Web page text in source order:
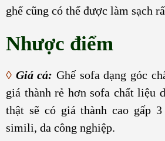
ghế cũng có thể được làm sạch
Nhược điểm
◊ Giá cả: Ghế sofa dạng góc
giá thành rẻ hơn sofa chất liệu
thật sẽ có giá thành cao gấp
simili, da công nghiệp.